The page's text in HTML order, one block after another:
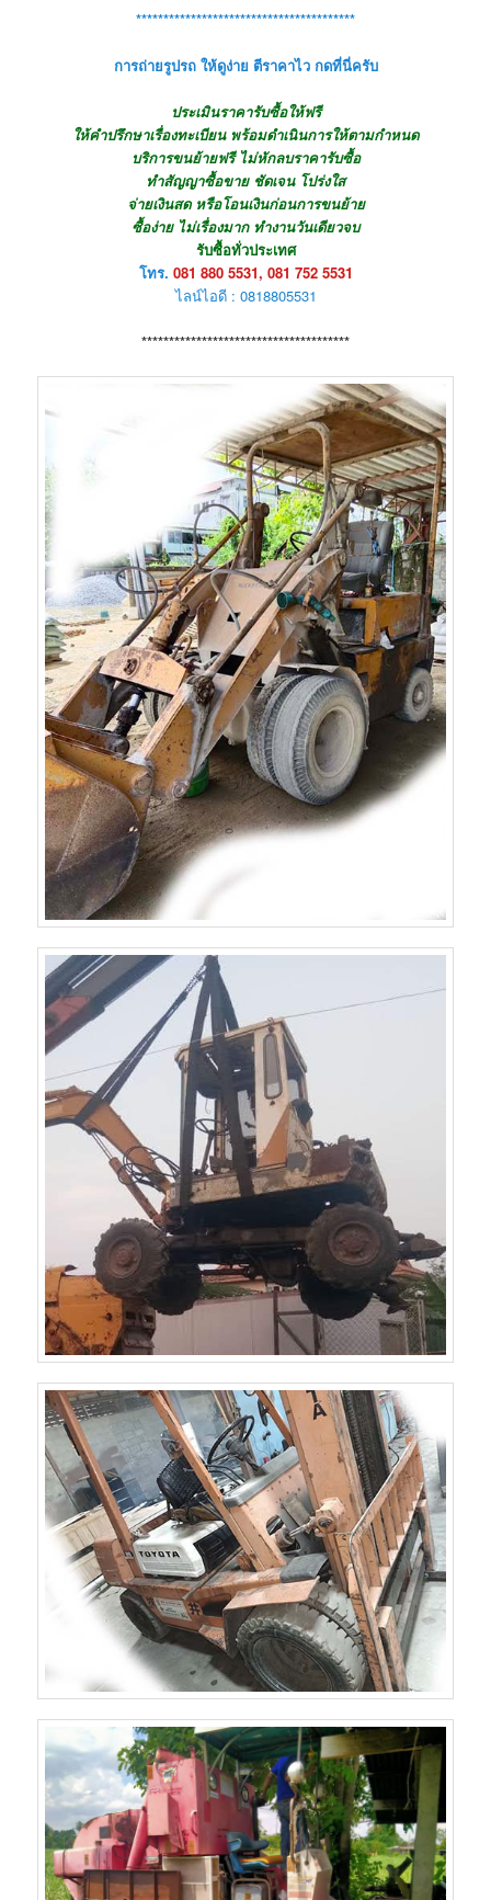
****************************************
การถ่ายรูปรถ ให้ดูง่าย ตีราคาไว กดที่นี่ครับ
ประเมินราคารับซื้อให้ฟรี
ให้คำปรึกษาเรื่องทะเบียน พร้อมดำเนินการให้ตามกำหนด
บริการขนย้ายฟรี ไม่หักลบราคารับซื้อ
ทำสัญญาซื้อขาย ชัดเจน โปร่งใส
จ่ายเงินสด หรือโอนเงินก่อนการขนย้าย
ซื้อง่าย ไม่เรื่องมาก ทำงานวันเดียวจบ
รับซื้อทั่วประเทศ
โทร. 081 880 5531, 081 752 5531
ไลน์ไอดี : 0818805531
**************************************